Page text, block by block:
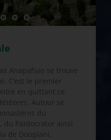
Anapafsas se trouve
C’est le premier
en quittant ce
Autour se
du
du Pantocrator ainsi
de Doupiani.